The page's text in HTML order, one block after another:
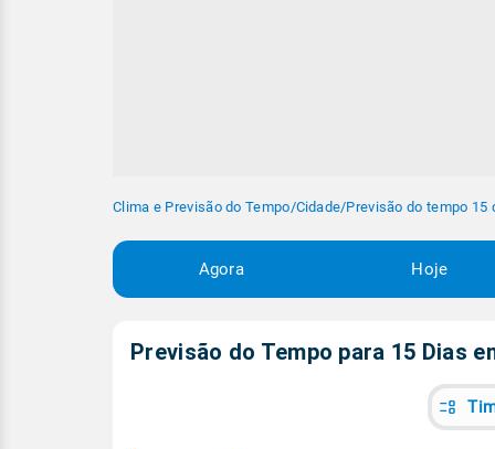
Clima e Previsão do Tempo/Cidade/Previsão do tempo 15
Agora Hoje
Previsão do Tempo para 15 Dias